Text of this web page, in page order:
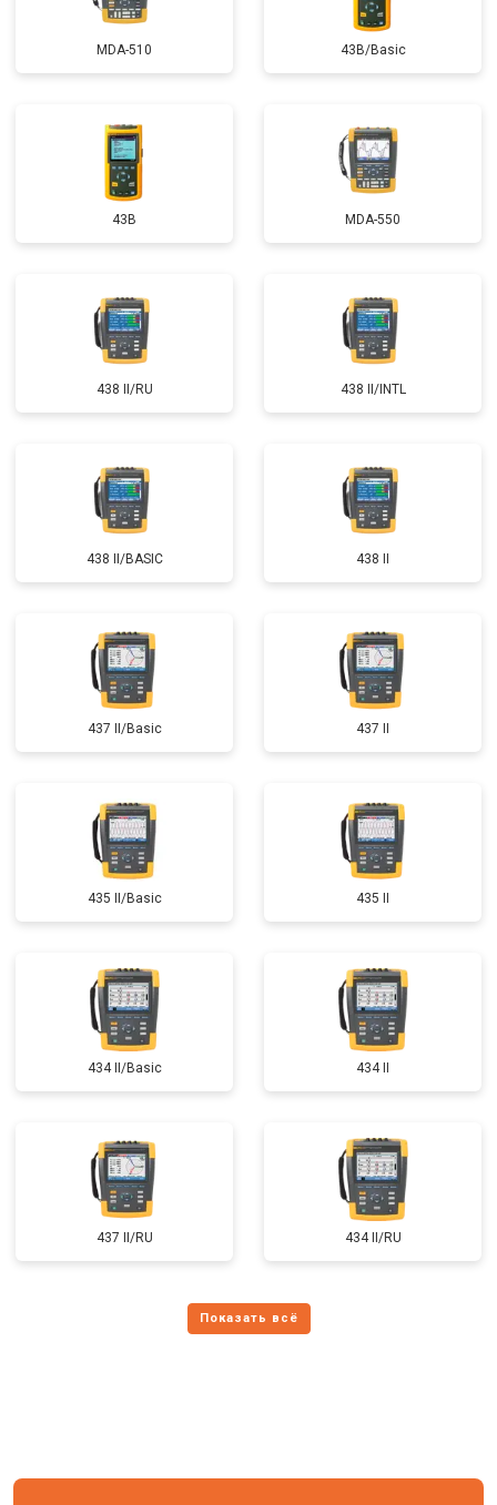
MDA-510 43B/Basic
43B MDA-550
438 II/RU 438 II/INTL
438 II/BASIC 438 II
437 II/Basic 437 II
435 II/Basic 435 II
434 II/Basic 434 II
437 II/RU 434 II/RU